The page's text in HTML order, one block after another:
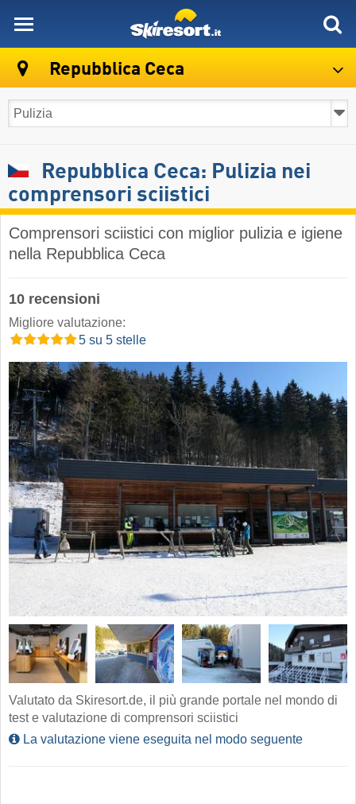
Repubblica Ceca
Repubblica Ceca: Pulizia nei
comprensori sciistici
Comprensori sciistici con miglior pulizia e igiene
nella Repubblica Ceca
10 recensioni
Migliore valutazione:
5 su 5 stelle
Valutato da Skiresort.de, il più grande portale nel mondo di
test e valutazione di comprensori sciistici
La valutazione viene eseguita nel modo seguente